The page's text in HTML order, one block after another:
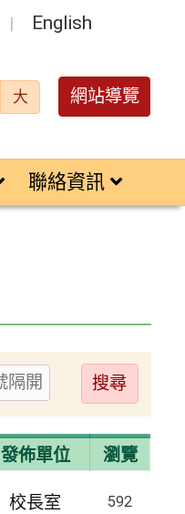
English
大 網站導覽
聯絡資訊
送
出
發佈單位 瀏覽
校長室 592